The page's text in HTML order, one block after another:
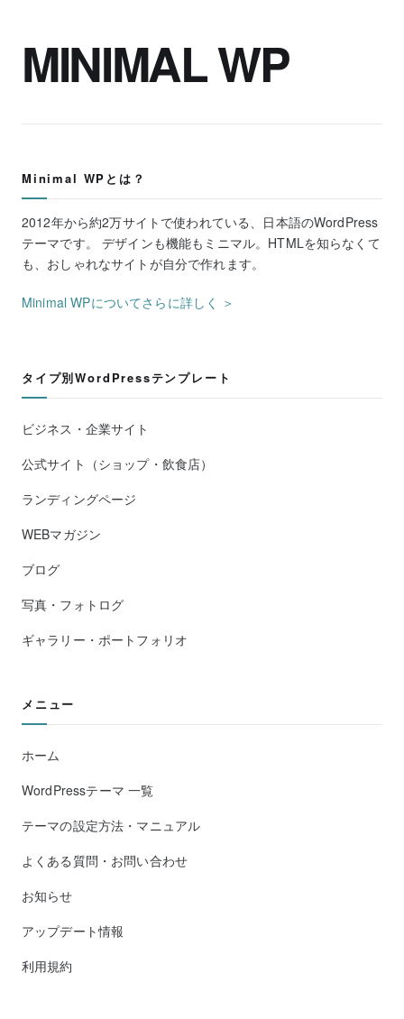
MINIMAL WP
Minimal WPとは？
2012年から約2万サイトで使われている、日本語のWordPress
テーマです。 デザインも機能もミニマル。HTMLを知らなくて
も、おしゃれなサイトが自分で作れます。
Minimal WPについてさらに詳しく ＞
タイプ別WordPressテンプレート
ビジネス・企業サイト
公式サイト（ショップ・飲食店）
ランディングページ
WEBマガジン
ブログ
写真・フォトログ
ギャラリー・ポートフォリオ
メニュー
ホーム
WordPressテーマ 一覧
テーマの設定方法・マニュアル
よくある質問・お問い合わせ
お知らせ
アップデート情報
利用規約